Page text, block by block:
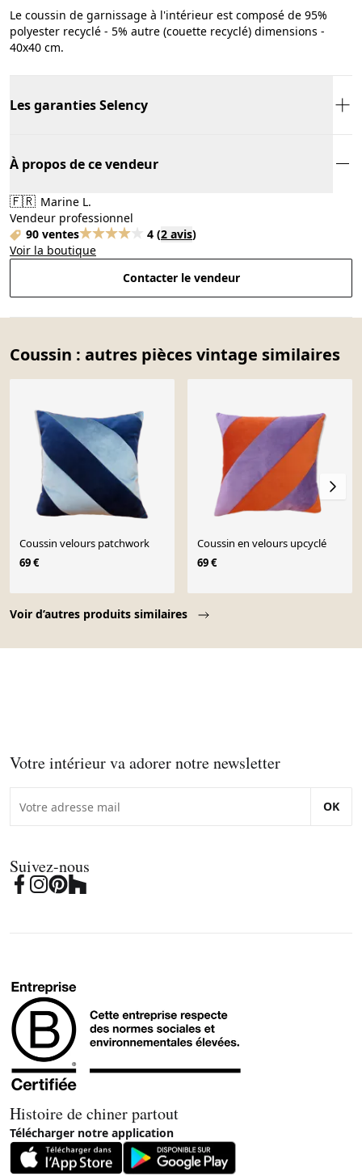
Le coussin de garnissage à l'intérieur est composé de 95%
polyester recyclé - 5% autre (couette recyclé) dimensions -
40x40 cm.
Les garanties Selency
À propos de ce vendeur
🇫🇷 Marine L.
Vendeur professionnel
90 ventes
4 (2 avis)
Voir la boutique
Contacter le vendeur
Coussin : autres pièces vintage similaires
Voir d’autres produits similaires
Coussin velours patchwork
69 €
Coussin en velours upcyclé
69 €
Votre intérieur va adorer notre newsletter
OK
Suivez-nous
Histoire de chiner partout
Télécharger notre application